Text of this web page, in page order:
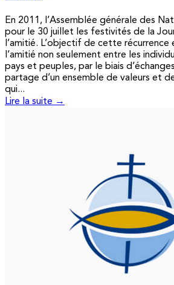
En 2011, l’Assemblée générale des
pour le 30 juillet les festivités de la
l’amitié. L’objectif de cette
l’amitié non seulement entre les
pays et peuples, par le biais
partage d’un ensemble de valeurs et
qui...
Lire la suite →